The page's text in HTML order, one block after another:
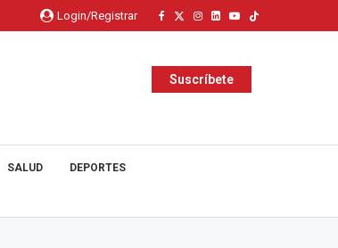
Login/Registrar
Suscríbete
SALUD DEPORTES